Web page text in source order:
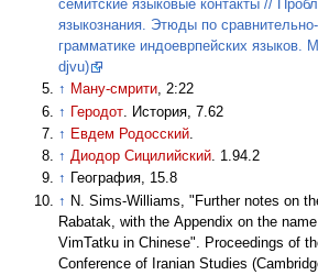
семитские языковые контакты //
языкознания. Этюды по
грамматике индоеврпейских языков.
djvu)
↑ Ману-смрити, 2:22
↑ Геродот . История, 7.62
↑ Евдем Родосский
↑ Диодор Сицилийский. 1.94.2
↑
География, 15.8
↑ N. Sims-Williams, "Further notes on
Rabatak, with the Appendix on the
VimTatku in Chinese". Proceedings of
Conference of Iranian Studies